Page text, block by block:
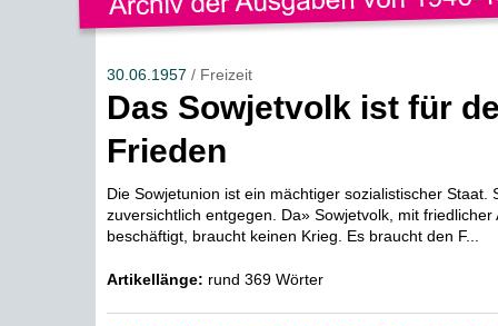
30.06.1957 / Freizeit
Das Sowjetvolk ist für
Frieden
Die Sowjetunion ist ein mächtiger sozialistischer Staat.
zuversichtlich entgegen. Da» Sowjetvolk, mit friedlicher
beschäftigt, braucht keinen Krieg. Es braucht den F...
Artikellänge: rund 369 Wörter